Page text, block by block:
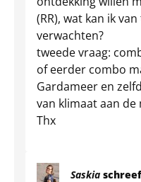
(RR), wat kan ik
verwachten?
tweede vraag:
of eerder combo
Gardameer en
van klimaat aan de
Thx
Saskia